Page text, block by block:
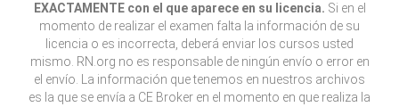
EXACTAMENTE con el que aparece en su licencia. Si en el
momento de realizar el examen falta la información de su
licencia o es incorrecta, deberá enviar los cursos usted
mismo. RN.org no es responsable de ningún envío o error en
el envío. La información que tenemos en nuestros archivos
es la que se envía a CE Broker en el momento en que realiza la